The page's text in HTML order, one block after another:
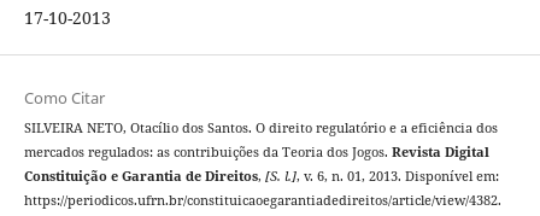
17-10-2013
Como Citar
SILVEIRA NETO, Otacílio dos Santos. O direito regulatório e a eficiência dos
mercados regulados: as contribuições da Teoria dos Jogos. Revista Digital
Constituição e Garantia de Direitos, [S. l.], v. 6, n. 01, 2013. Disponível em:
https://periodicos.ufrn.br/constituicaoegarantiadedireitos/article/view/4382.